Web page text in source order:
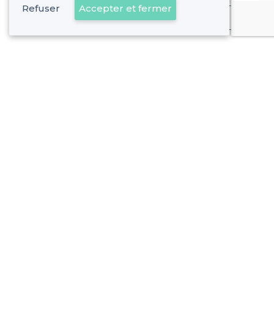
Déjà client
Refuser Accepter et fermer